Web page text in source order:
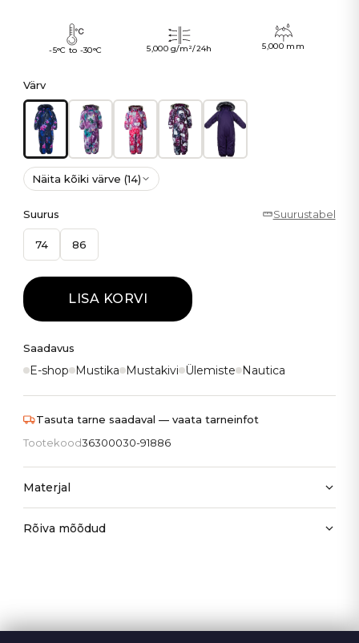
-5°C to -30°C 5,000 g/m²/24h 5,000 mm
Värv
Näita kõiki värve (14)
Suurus Suurustabel
74 86
LISA KORVI
Saadavus
E-shop Mustika Mustakivi Ülemiste Nautica
Tasuta tarne saadaval — vaata tarneinfot
Tootekood36300030-91886
Materjal
Rõiva mõõdud